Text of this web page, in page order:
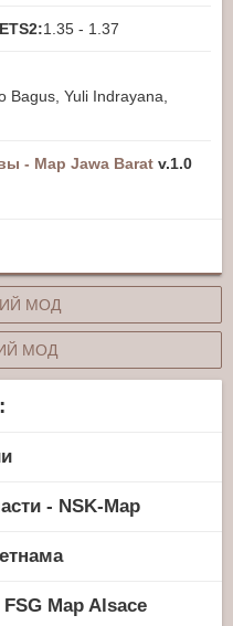
1.35 - 1.37
Bagus, Yuli Indrayana,
- Map Jawa Barat v.1.0
МОД
МОД
- NSK-Map
Map Alsace